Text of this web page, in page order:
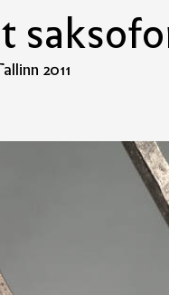
tsaksofo
2011